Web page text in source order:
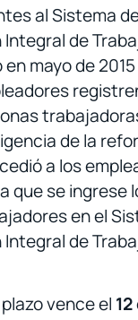
al Sistema
de
en mayo de
de la
a los
que se ingrese
en el
de
vence el